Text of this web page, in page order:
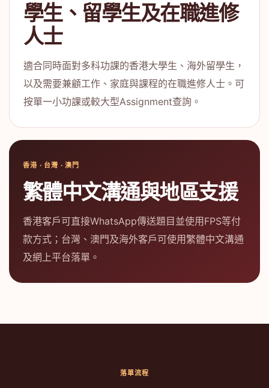
學生、留學生及在職進修
人士
適合同時面對多科功課的香港大學生、海外留學生，
以及需要兼顧工作、家庭與課程的在職進修人士。可
按單一小功課或較大型Assignment查詢。
香港 · 台灣 · 澳門
繁體中文溝通與地區支援
香港客戶可直接WhatsApp傳送題目並使用FPS等付
款方式；台灣、澳門及海外客戶可使用繁體中文溝通
及網上平台落單。
落單流程